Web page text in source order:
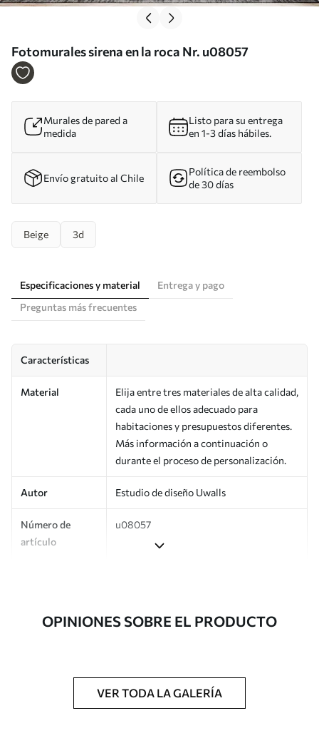
Fotomurales sirena en la roca Nr. u08057
Murales de pared a
medida
Listo para su entrega
en 1-3 días hábiles.
Envío gratuito al Chile
Política de reembolso
de 30 días
Beige 3d
Especificaciones y material
Entrega y pago
Preguntas más frecuentes
Características
Material
Elija entre tres materiales de alta calidad,
cada uno de ellos adecuado para
habitaciones y presupuestos diferentes.
Más información a continuación o
durante el proceso de personalización.
Autor Estudio de diseño Uwalls
Número de
artículo
u08057
Adicionalmente
Disponible con recubrimiento de barniz
esponja suave. Los murales de pared con
recubrimiento de barniz pueden
OPINIONES SOBRE EL PRODUCTO
VER TODA LA GALERÍA